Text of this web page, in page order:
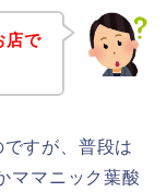
店で
すが、普段は
ママニック葉酸